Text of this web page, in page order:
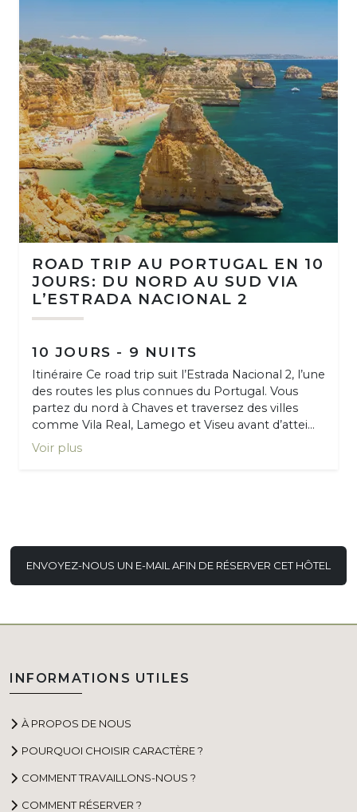
ROAD TRIP AU PORTUGAL EN 10
JOURS: DU NORD AU SUD VIA
L’ESTRADA NACIONAL 2
10 JOURS - 9 NUITS
Itinéraire Ce road trip suit l’Estrada Nacional 2, l’une
des routes les plus connues du Portugal. Vous
partez du nord à Chaves et traversez des villes
comme Vila Real, Lamego et Viseu avant d’attei...
Voir plus
ENVOYEZ-NOUS UN E-MAIL AFIN DE RÉSERVER CET HÔTEL
INFORMATIONS UTILES
À PROPOS DE NOUS
POURQUOI CHOISIR CARACTÈRE ?
COMMENT TRAVAILLONS-NOUS ?
COMMENT RÉSERVER ?